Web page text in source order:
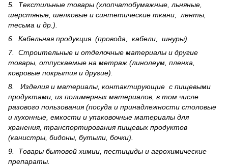
5. Текстильные товары (хлопчатобумажные, льняные,
шерс­тя­ные, шелковые и синтетические ткани, ленты,
тесьма и др.).
6. Кабельная продукция (провода, кабели, шнуры).
7. Строительные и отделочные материалы и другие
товары, отпускаемые на метраж (линолеум, пленка,
ковровые покрытия и другие).
8. Изделия и материалы, контактирующие с пищевыми
продуктами, из полимерных материалов, в том числе
разового пользования (посуда и принадлежности столовые
и кухонные, емкости и упаковочные материалы для
хранения, транспортирования пищевых продуктов
(канистры, бидоны, бутыли, бочки).
9. Товары бытовой химии, пестициды и агрохи­мические
препараты.